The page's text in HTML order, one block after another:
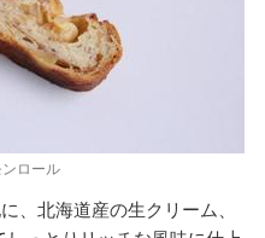
ロール
、北海道産の生クリーム、